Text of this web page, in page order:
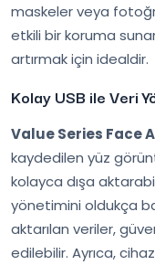
maskeler veya
etkili bir koruma
artırmak için idealdir.
Kolay USB ile Veri
Value Series Face
kaydedilen yüz
kolayca dışa
yönetimini oldukça
aktarılan veriler,
edilebilir. Ayrıca,